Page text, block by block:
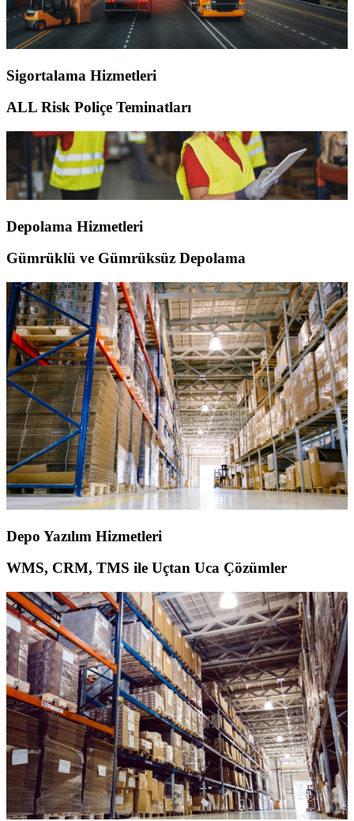
Sigortalama Hizmetleri
ALL Risk Poliçe Teminatları
Depolama Hizmetleri
Gümrüklü ve Gümrüksüz Depolama
Depo Yazılım Hizmetleri
WMS, CRM, TMS ile Uçtan Uca Çözümler